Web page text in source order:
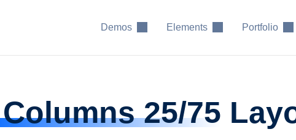
Demos Elements Portfolio
25/75